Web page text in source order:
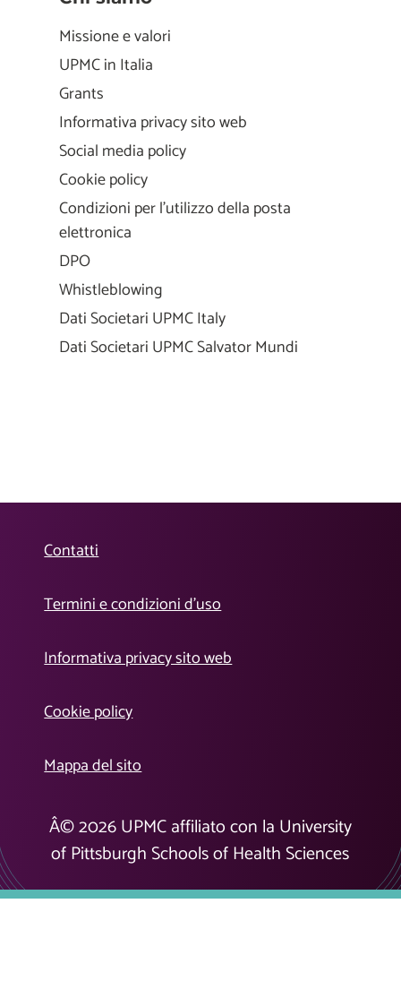
Missione e valori
UPMC in Italia
Grants
Informativa privacy sito web
Social media policy
Cookie policy
Condizioni per l'utilizzo della posta
elettronica
DPO
Whistleblowing
Dati Societari UPMC Italy
Dati Societari UPMC Salvator Mundi
Contatti
Termini e condizioni d’uso
Informativa privacy sito web
Cookie policy
Mappa del sito
Â©2026UPMC affiliato con la University
of Pittsburgh Schools of Health Sciences